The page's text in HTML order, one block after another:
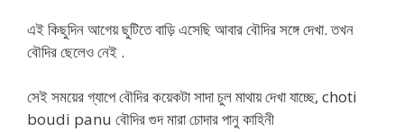
এই কিছুদিন আগেয় ছুটিতে বাড়ি এসেছি আবার বৌদির সঙ্গে দেখা. তখন
বৌদির ছেলেও নেই .
সেই সময়ের গ্যাপে বৌদির কয়েকটা সাদা চুল মাথায় দেখা যাচ্ছে, choti
boudi panu বৌদির গুদ মারা চোদার পানু কাহিনী